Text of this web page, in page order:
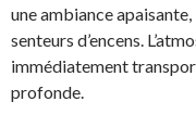
une ambiance
senteurs d’encens.
immédiatement
profonde.